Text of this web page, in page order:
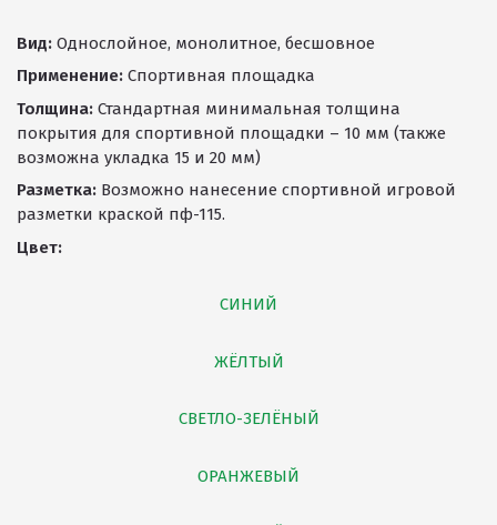
Вид: Однослойное, монолитное, бесшовное
Применение: Спортивная площадка
Толщина: Стандартная минимальная толщина
покрытия для спортивной площадки – 10 мм (также
возможна укладка 15 и 20 мм)
Разметка: Возможно нанесение спортивной игровой
разметки краской пф-115.
Цвет:
СИНИЙ
ЖЁЛТЫЙ
СВЕТЛО-ЗЕЛЁНЫЙ
ОРАНЖЕВЫЙ